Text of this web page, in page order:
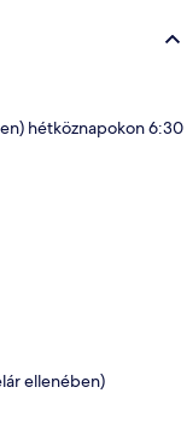
hétköznapokon 6:30
ellenében)